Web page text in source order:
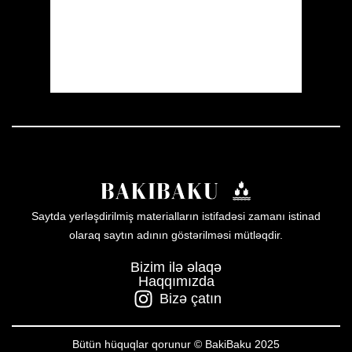
Saytda yerləşdirilmiş materialların istifadəsi zamanı istinad
olaraq saytın adının göstərilməsi mütləqdir.
Bizim ilə əlaqə
Haqqımızda
Bizə çatın
Bütün hüquqlar qorunur © BakiBaku 2025